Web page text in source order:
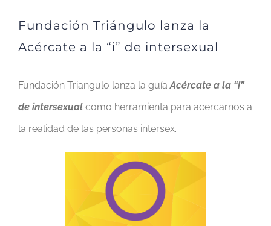
Fundación Triángulo lanza la
Acércate a la “i” de intersexual
Fundación Triangulo lanza la guíaAcércate a la “i”
de intersexual como herramienta para acercarnos a
la realidad de las personas intersex.